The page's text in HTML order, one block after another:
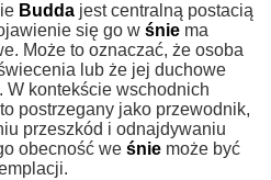
Budda jest centralną postacią
się go w śnie ma
Może to oznaczać, że osoba
lub że jej duchowe
W kontekście wschodnich
postrzegany jako przewodnik,
przeszkód i odnajdywaniu
obecność we śnie może być